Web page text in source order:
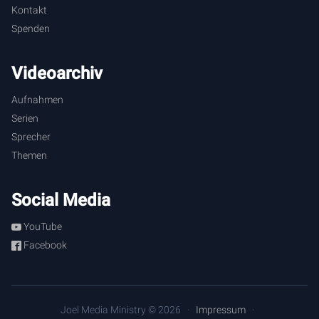
Kontakt
Spenden
Videoarchiv
Aufnahmen
Serien
Sprecher
Themen
Social Media
YouTube
Facebook
Joel Media Ministry © 2026
Impressum